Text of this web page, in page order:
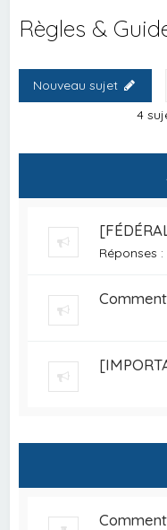
Règles &
Nouveau sujet
4
Réponses :